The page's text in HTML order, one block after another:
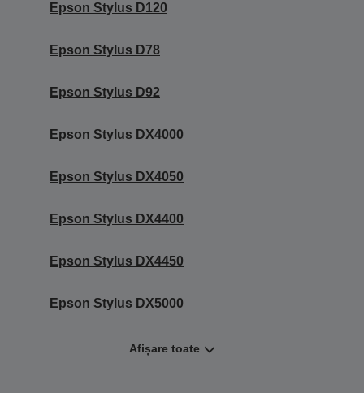
Epson Stylus D120
Epson Stylus D78
Epson Stylus D92
Epson Stylus DX4000
Epson Stylus DX4050
Epson Stylus DX4400
Epson Stylus DX4450
Epson Stylus DX5000
Afișare toate